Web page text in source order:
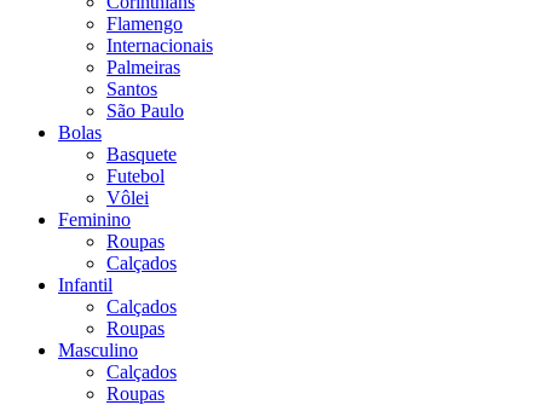
Flamengo
Internacionais
Palmeiras
Santos
São Paulo
Bolas
Basquete
Futebol
Vôlei
Feminino
Roupas
Calçados
Infantil
Calçados
Roupas
Masculino
Calçados
Roupas